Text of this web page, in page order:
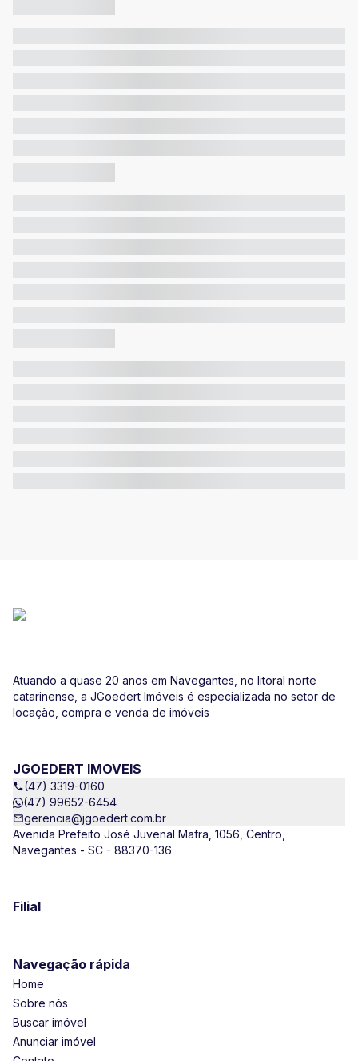
Atuando a quase 20 anos em Navegantes, no litoral norte
catarinense, a JGoedert Imóveis é especializada no setor de
locação, compra e venda de imóveis
JGOEDERT IMOVEIS
(47) 3319-0160
(47) 99652-6454
gerencia@jgoedert.com.br
Avenida Prefeito José Juvenal Mafra, 1056, Centro,
Navegantes - SC - 88370-136
Filial
Navegação rápida
Home
Sobre nós
Buscar imóvel
Anunciar imóvel